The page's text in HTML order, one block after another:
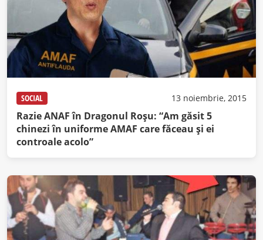
SOCIAL 13 noiembrie, 2015
Razie ANAF în Dragonul Roşu: “Am găsit 5
chinezi în uniforme AMAF care făceau şi ei
controale acolo”